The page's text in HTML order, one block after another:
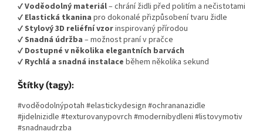
✔Voděodolný materiál– chrání židli před politím a nečistotami
✔ Elastická tkanina pro dokonalé přizpůsobení tvaru židle
✔Stylový 3D reliéfní vzorinspirovaný přírodou
✔Snadná údržba – možnost praní v pračce
✔ Dostupné v několika elegantních barvách
✔ Rychlá a snadná instalace během několika sekund
Štítky (tagy):
#voděodolnýpotah #elastickydesign #ochrananazidle
#jidelnizidle #texturovanypovrch #modernibydleni #listovymotiv
#snadnaudrzba